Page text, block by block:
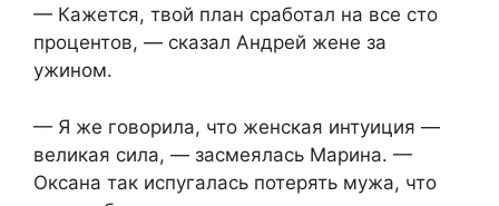
— Кажется, твой план сработал на все сто
процентов, — сказал Андрей жене за
ужином.
— Я же говорила, что женская интуиция —
великая сила, — засмеялась Марина. —
Оксана так испугалась потерять мужа, что